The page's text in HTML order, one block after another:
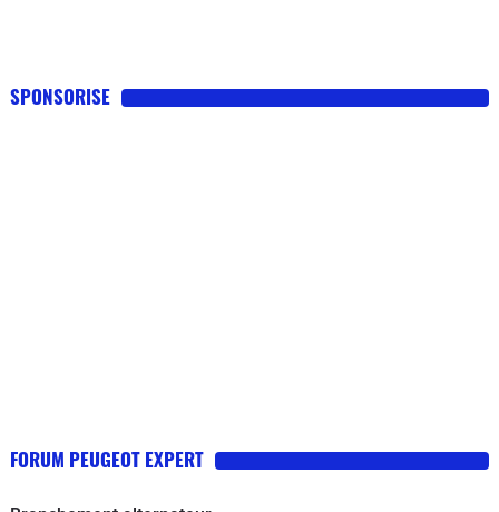
SPONSORISE
FORUM PEUGEOT EXPERT